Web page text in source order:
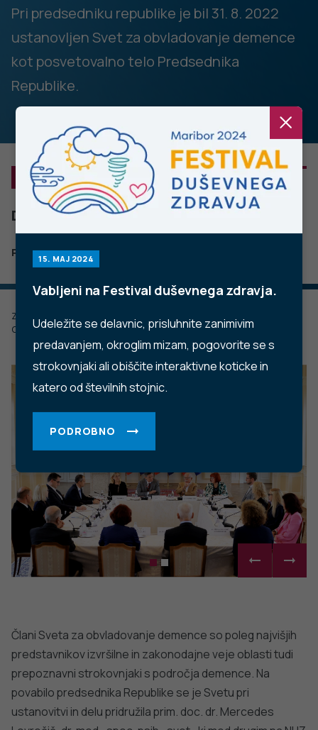
15. MAJ 2024
Vabljeni na Festival duševnega zdravja.
Udeležite se delavnic, prisluhnite zanimivim
predavanjem, okroglim mizam, pogovorite se s
strokovnjaki ali obiščite interaktivne koticke in
katero od številnih stojnic.
PODROBNO
Pri predsedniku republike je bil 31. 8. 2022
ustanovljen Svet za obvladovanje demence
kot posvetovalno telo Predsednika
Republike.
NE SPREGLEJTE
Demenca
PODROBNO
Zadnje posodobljeno: 06.12.2022
Objavljeno: 02.09.2022
Člani Sveta za obvladovanje demence so poleg najvišjih
predstavnikov izvršilne in zakonodajne veje oblasti tudi
prepoznavni strokovnjaki s področja demence. Na
povabilo predsednika Republike se je Svetu pri
ustanovitvi in delu pridružila prim. doc. dr. Mercedes